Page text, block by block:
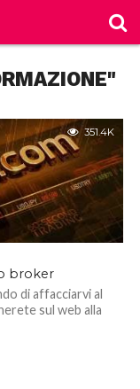
351.4K
broker
di affacciarvi al
sul web alla